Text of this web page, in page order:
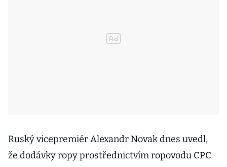
Ruský vicepremiér Alexandr Novak dnes uvedl,
že dodávky ropy prostřednictvím ropovodu CPC